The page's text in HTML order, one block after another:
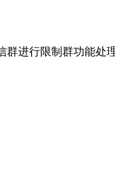
群进行限制群功能处